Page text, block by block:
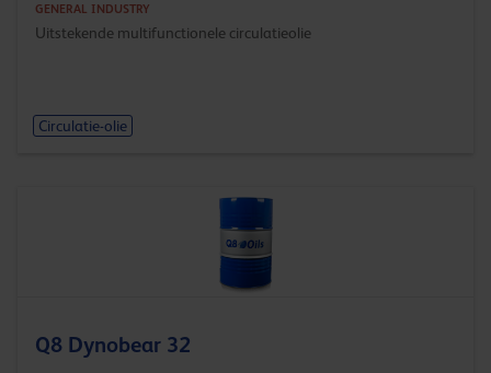
GENERAL INDUSTRY
Uitstekende multifunctionele circulatieolie
Circulatie-olie
Q8 Dynobear 32